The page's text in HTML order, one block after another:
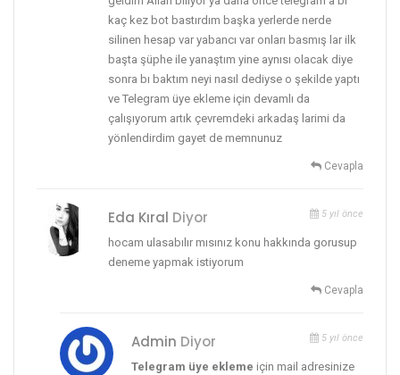
kaç kez bot bastırdım başka yerlerde nerde
silinen hesap var yabancı var onları basmış lar ilk
başta şüphe ile yanaştım yine aynısı olacak diye
sonra bı baktım neyi nasıl dediyse o şekilde yaptı
ve Telegram üye ekleme için devamlı da
çalışıyorum artık çevremdeki arkadaş larimi da
yönlendirdim gayet de memnunuz
Cevapla
Eda Kıral Diyor 5 yıl önce
hocam ulasabılır mısınız konu hakkında gorusup
deneme yapmak istiyorum
Cevapla
Admin Diyor 5 yıl önce
Telegram üye ekleme için mail adresinize